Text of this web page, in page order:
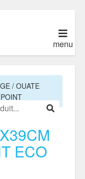
menu
/ OUATE
ECO